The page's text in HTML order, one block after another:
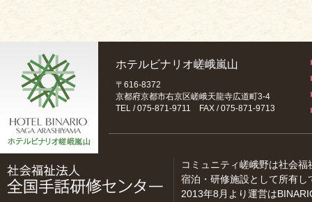
ホテルビナリオ嵯峨嵐山
〒616-8372
京都府京都市右京区嵯峨天龍寺広道町3-4
TEL / 075-871-9711 FAX / 075-871-9713
コミュニティ嵯峨野は社会
宿泊・研修施設として所有し
2013年8月より運営は